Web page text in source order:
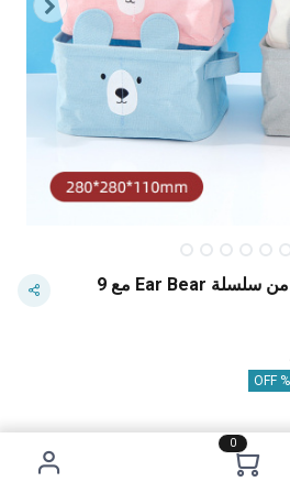
0
سلة تخزين قماشية مربعة من سلسلة Ear Bear مع 9